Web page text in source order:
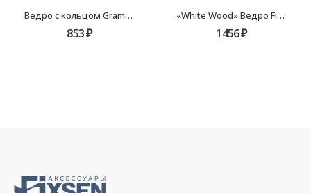
Ведро с кольцом Grampus GR-8389, 8,5л
853₽
«White Wood» Ведро Fixsen FX-402-6
1456₽